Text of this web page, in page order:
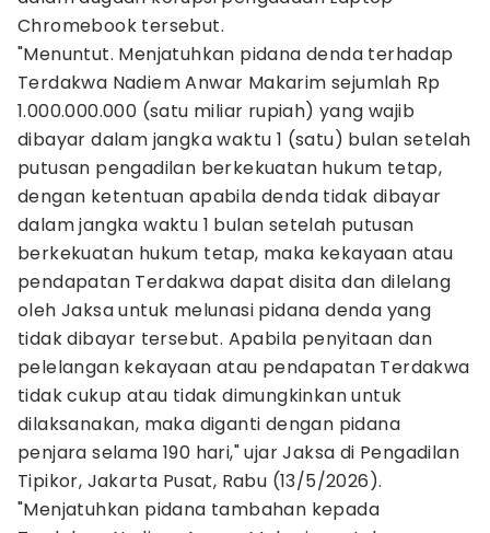
Chromebook tersebut.
"Menuntut. Menjatuhkan pidana denda terhadap
Terdakwa Nadiem Anwar Makarim sejumlah Rp
1.000.000.000 (satu miliar rupiah) yang wajib
dibayar dalam jangka waktu 1 (satu) bulan setelah
putusan pengadilan berkekuatan hukum tetap,
dengan ketentuan apabila denda tidak dibayar
dalam jangka waktu 1 bulan setelah putusan
berkekuatan hukum tetap, maka kekayaan atau
pendapatan Terdakwa dapat disita dan dilelang
oleh Jaksa untuk melunasi pidana denda yang
tidak dibayar tersebut. Apabila penyitaan dan
pelelangan kekayaan atau pendapatan Terdakwa
tidak cukup atau tidak dimungkinkan untuk
dilaksanakan, maka diganti dengan pidana
penjara selama 190 hari," ujar Jaksa di Pengadilan
Tipikor, Jakarta Pusat, Rabu (13/5/2026).
"Menjatuhkan pidana tambahan kepada